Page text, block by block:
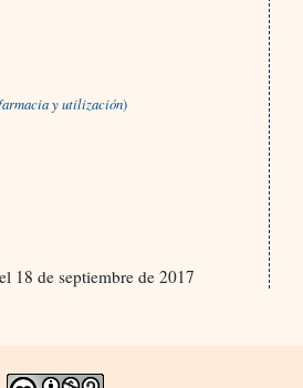
y utilización)
18 de septiembre de 2017